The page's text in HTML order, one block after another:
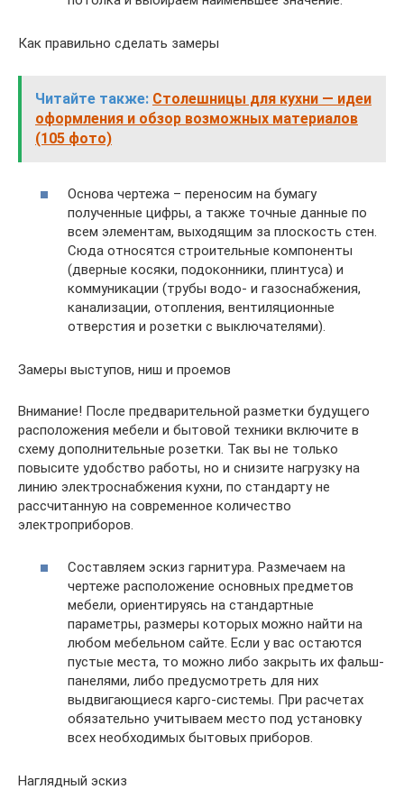
Как правильно сделать замеры
Читайте также: Столешницы для кухни — идеи
оформления и обзор возможных материалов
(105 фото)
Основа чертежа – переносим на бумагу
полученные цифры, а также точные данные по
всем элементам, выходящим за плоскость стен.
Сюда относятся строительные компоненты
(дверные косяки, подоконники, плинтуса) и
коммуникации (трубы водо- и газоснабжения,
канализации, отопления, вентиляционные
отверстия и розетки с выключателями).
Замеры выступов, ниш и проемов
Внимание! После предварительной разметки будущего
расположения мебели и бытовой техники включите в
схему дополнительные розетки. Так вы не только
повысите удобство работы, но и снизите нагрузку на
линию электроснабжения кухни, по стандарту не
рассчитанную на современное количество
электроприборов.
Составляем эскиз гарнитура. Размечаем на
чертеже расположение основных предметов
мебели, ориентируясь на стандартные
параметры, размеры которых можно найти на
любом мебельном сайте. Если у вас остаются
пустые места, то можно либо закрыть их фальш-
панелями, либо предусмотреть для них
выдвигающиеся карго-системы. При расчетах
обязательно учитываем место под установку
всех необходимых бытовых приборов.
Наглядный эскиз